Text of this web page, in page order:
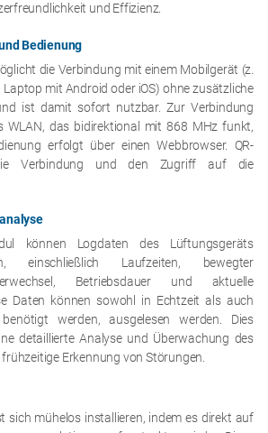
und Effizienz.
Bedienung
die Verbindung mit einem Mobilgerät (z.
Laptop mit Android oder iOS) ohne zusätzliche
ist damit sofort nutzbar. Zur Verbindung
WLAN, das bidirektional mit 868 MHz funkt,
erfolgt über einen Webbrowser. QR-
Verbindung und den Zugriff auf die
können Logdaten des Lüftungsgeräts
einschließlich Laufzeiten, bewegter
Betriebsdauer und aktuelle
Daten können sowohl in Echtzeit als auch
werden, ausgelesen werden. Dies
detaillierte Analyse und Überwachung des
Erkennung von Störungen.
sich mühelos installieren, indem es direkt auf